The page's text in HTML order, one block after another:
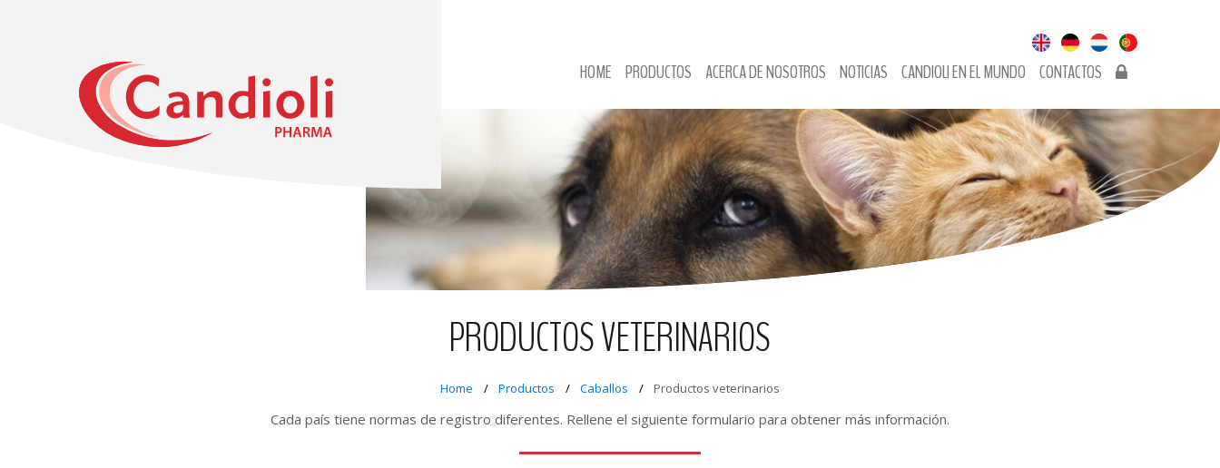
HOME PRODUCTOS ACERCA DE NOSOTROS NOTICIAS CANDIOLI EN EL MUNDO CONTACTOS
PRODUCTOS VETERINARIOS
Home Productos Caballos Productos veterinarios
Cada país tiene normas de registro diferentes. Rellene el siguiente formulario para obtener más información.